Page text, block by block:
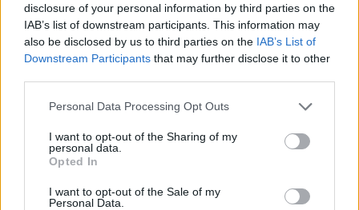
disclosure of your personal information by third parties on the
IAB’s list of downstream participants. This information may
also be disclosed by us to third parties on the IAB’s List of
Downstream Participants that may further disclose it to other
Personal Data Processing Opt Outs
I want to opt-out of the Sharing of my
personal data.
Opted In
I want to opt-out of the Sale of my
Personal Data.
Eduline
Az iskolai menzákat is érintheti a folyamatos
drágulás
Beszerzési gondok vannak a területen és a folyamatos áremelkedés
is problémát okoz. Szeptemberben akár az ezer forintos árat is
elérheti a háromszori étkezés díja.
Közoktatás